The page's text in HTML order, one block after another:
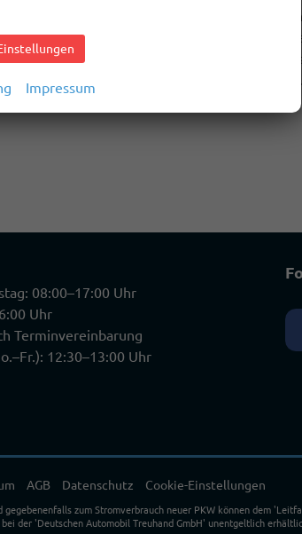
in Sachen Wohlfühlklima! Was ist
in ein warmes Auto einzusteigen und mit
und sparen Sie sich viel Zeit ohne lästiges
Sie Ihr Wohlfühlklima in Ihrem Auto –
08:00–17:00 Uhr
Uhr
Terminvereinbarung
12:30–13:00 Uhr
AGB Datenschutz Cookie-Einstellungen
gegebenenfalls zum Stromverbrauch neuer PKW können dem
der 'Deutschen Automobil Treuhand GmbH' unentgeltlich
Impressum